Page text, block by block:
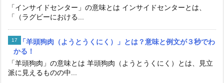
「インサイドセンター」の意味とは インサイドセンターとは、
「（ラグビーにおける...
「羊頭狗肉（ようとうくにく）」とは？意味と例文が３秒でわ
かる！
「羊頭狗肉」の意味とは 羊頭狗肉（ようとうくにく）とは、見立
派に見えるものの中...